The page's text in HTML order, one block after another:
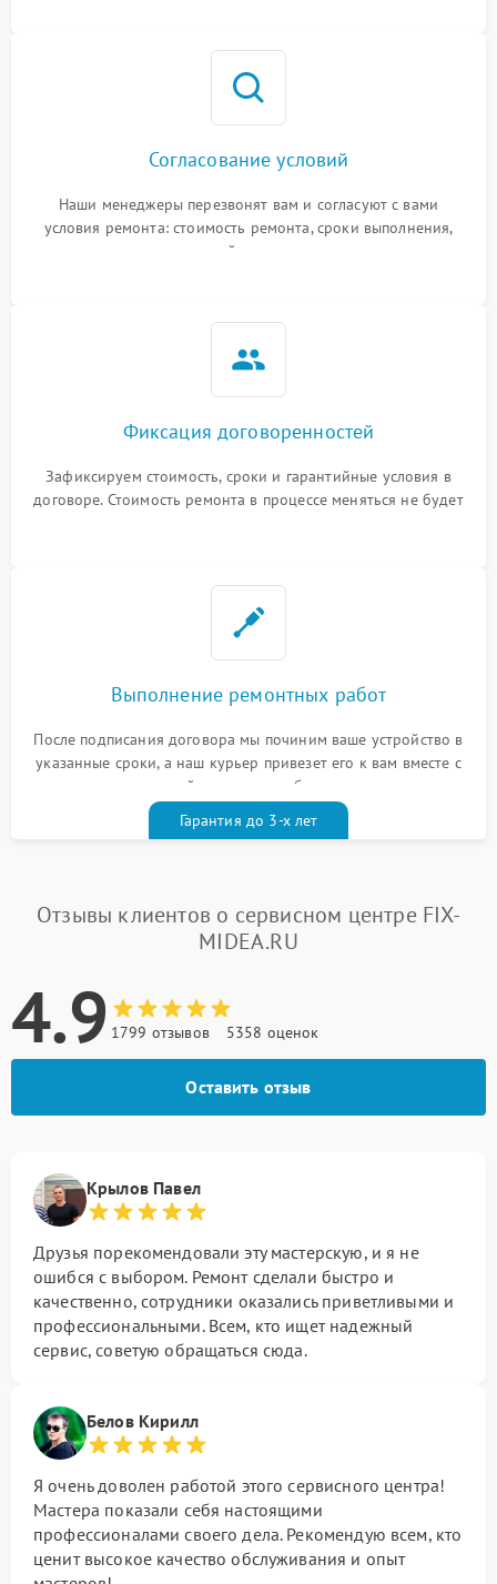
Согласование условий
Наши менеджеры перезвонят вам и согласуют с вами
условия ремонта: стоимость ремонта, сроки выполнения,
гарантийные условия
Фиксация договоренностей
Зафиксируем стоимость, сроки и гарантийные условия в
договоре. Стоимость ремонта в процессе меняться не будет
Выполнение ремонтных работ
После подписания договора мы починим ваше устройство в
указанные сроки, а наш курьер привезет его к вам вместе с
гарантийным талоном бесплатно
Гарантия до 3-х лет
Отзывы клиентов о сервисном центре FIX-
MIDEA.RU
4.9 1799 отзывов 5358 оценок
Оставить отзыв
Крылов Павел
Друзья порекомендовали эту мастерскую, и я не
ошибся с выбором. Ремонт сделали быстро и
качественно, сотрудники оказались приветливыми и
профессиональными. Всем, кто ищет надежный
сервис, советую обращаться сюда.
Белов Кирилл
Я очень доволен работой этого сервисного центра!
Мастера показали себя настоящими
профессионалами своего дела. Рекомендую всем, кто
ценит высокое качество обслуживания и опыт